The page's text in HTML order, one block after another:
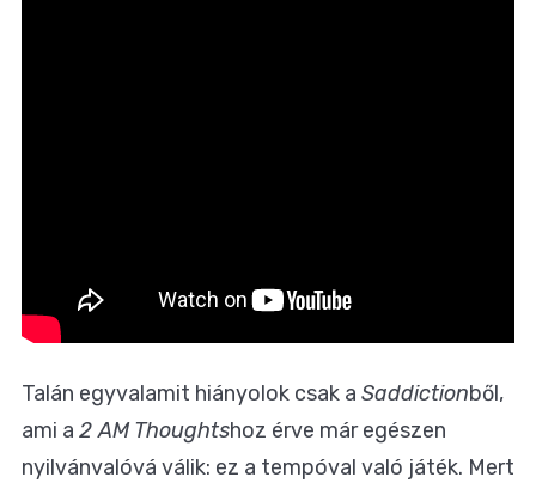
Talán egyvalamit hiányolok csak a Saddictionből,
ami a 2 AM Thoughtshoz érve már egészen
nyilvánvalóvá válik: ez a tempóval való játék. Mert